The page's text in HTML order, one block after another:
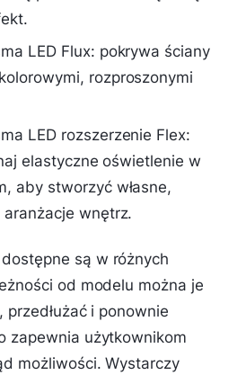
LED Flux: pokrywa ściany
rozproszonymi
LED rozszerzenie Flex:
elastyczne oświetlenie w
aby stworzyć własne,
wnętrz.
są w różnych
od modelu można je
przedłużać i ponownie
zapewnia użytkownikom
możliwości. Wystarczy